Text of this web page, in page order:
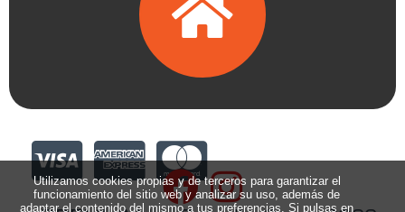
Utilizamos cookies propias y de terceros para garantizar el
funcionamiento del sitio web y analizar su uso, además de
adaptar el contenido del mismo a tus preferencias. Si pulsas en